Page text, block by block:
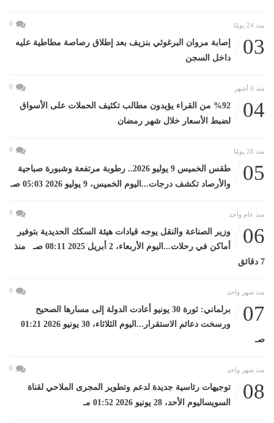
منذ 24 يومًا 0
03
إصابة مروان البرغوثي بنزيف بعد إطلاق رصاصة مطاطية عليه
داخل السجن
منذ 6 أشهر 0
04
%92 من القراء يؤيدون مطالب تكثيف الحملات على الأسواق
لضبط الأسعار خلال شهر رمضان
منذ 28 يومًا 0
05
طقس الخميس 9 يوليو 2026.. رطوبة مرتفعة وشبورة صباحية
والأرصاد تكشف درجات...اليوم الخميس، 9 يوليو 2026 05:03 صـ
منذ عام واحد 0
06
وزير الصناعة والنقل يوجه قيادات هيئة السكك الحديدية بتوفير
أماكن في رحلات...اليوم الأربعاء، 2 أبريل 2025 08:11 صـ منذ
7 دقائق
منذ شهر واحد 0
07
برلماني: ثورة 30 يونيو أعادت الدولة إلى مسارها الصحيح
ورسخت دعائم الاستقرار...اليوم الثلاثاء، 30 يونيو 2026 01:21
صـ
منذ شهر واحد 0
08
توجيهات رئاسية جديدة لدعم وتطوير المجرى الملاحي لقناة
السويساليوم الأحد، 28 يونيو 2026 01:52 مـ